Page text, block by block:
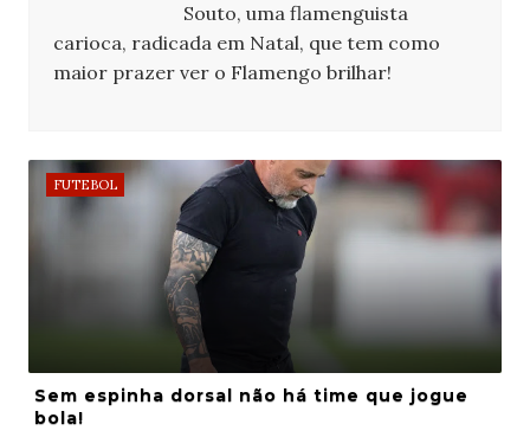
Souto, uma flamenguista
carioca, radicada em Natal, que tem como
maior prazer ver o Flamengo brilhar!
FUTEBOL
Sem espinha dorsal não há time que jogue
bola!